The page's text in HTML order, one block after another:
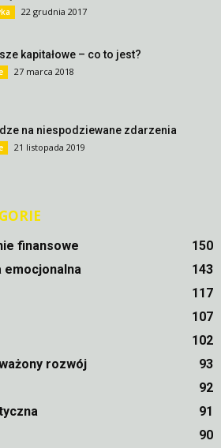
22 grudnia 2017
kapitałowe – co to jest?
27 marca 2018
na niespodziewane zdarzenia
21 listopada 2019
finansowe
150
emocjonalna
143
117
107
102
rozwój
93
92
91
90